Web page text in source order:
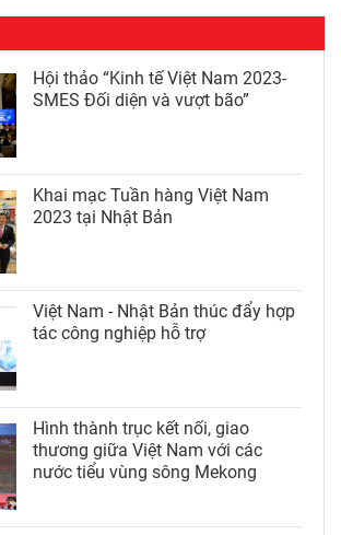
Hội thảo “Kinh tế Việt Nam 2023-
SMES Đối diện và vượt bão”
Khai mạc Tuần hàng Việt Nam
2023 tại Nhật Bản
Việt Nam - Nhật Bản thúc đẩy hợp
tác công nghiệp hỗ trợ
Hình thành trục kết nối, giao
thương giữa Việt Nam với các
nước tiểu vùng sông Mekong